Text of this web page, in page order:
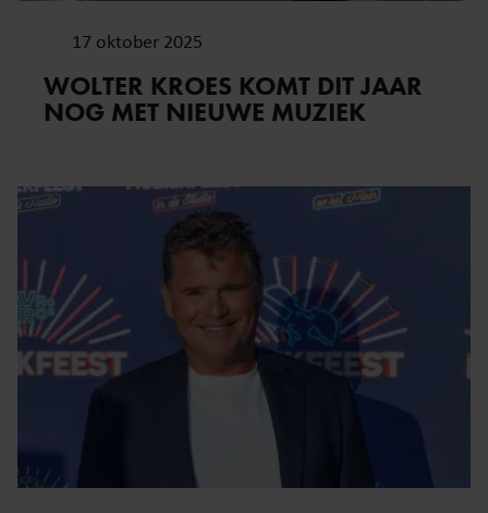
17 oktober 2025
WOLTER KROES KOMT DIT JAAR
NOG MET NIEUWE MUZIEK